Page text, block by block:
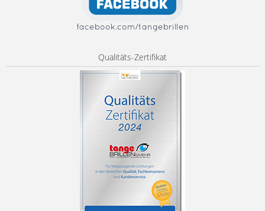
facebook.com/tangebrillen
Qualitäts-Zertifikat